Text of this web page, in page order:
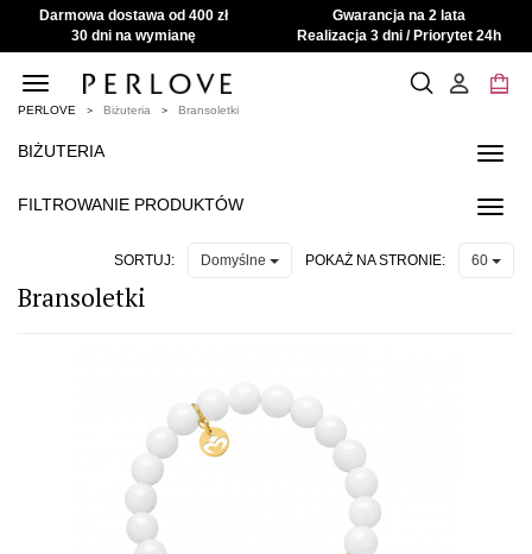
Darmowa dostawa od 400 zł
Gwarancja na 2 lata
30 dni na wymianę
Realizacja 3 dni / Priorytet 24h
Toggle
navigation
PERLOVE Biżuteria Bransoletki
BIŻUTERIA
FILTROWANIE PRODUKTÓW
SORTUJ: Domyślne POKAŻ NA STRONIE: 60
Bransoletki